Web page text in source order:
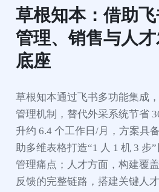
草根知本：借助
管理、销售与人
底座
草根知本通过飞书多功能集成
管理机制，替代外采系统节省
升约 6.4 个工作日/月，方案具
助多维表格打造“1 人 1 机 3 步
管理痛点；人才方面，构建覆
反馈的完整链路，搭建关键人